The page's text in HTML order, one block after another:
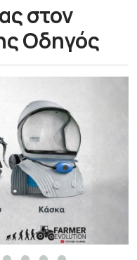
στον
Οδηγός